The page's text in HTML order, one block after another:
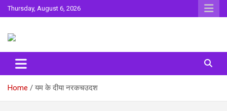
Skip
to
Thursday, August 6, 2026
Surta
Home यम के दीया नरकचउदश